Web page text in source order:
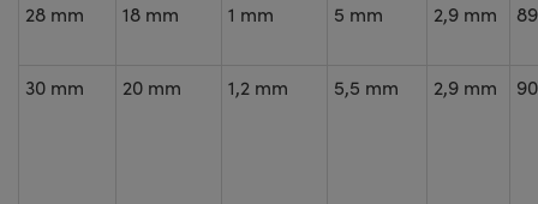
28 mm 18 mm 1 mm 5 mm 2,9 mm
30 mm 20 mm 1,2 mm 5,5 mm 2,9 mm